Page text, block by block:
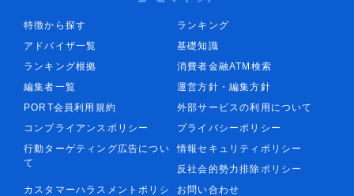
特徴から探す
ランキング
アドバイザ一覧
基礎知識
ランキング根拠
消費者金融ATM検索
編集者一覧
運営方針・編集方針
PORT会員利用規約
外部サービスの利用について
コンプライアンスポリシー
プライバシーポリシー
行動ターゲティング広告につい
て
情報セキュリティポリシー
反社会的勢力排除ポリシー
カスタマーハラスメントポリシ
お問い合わせ